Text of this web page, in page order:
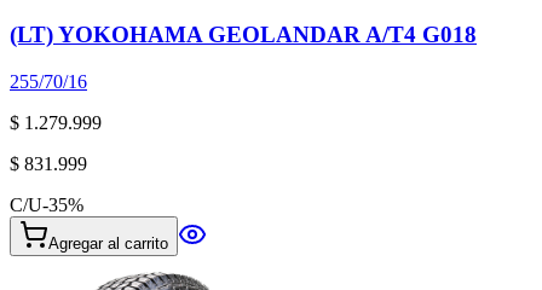
(LT) YOKOHAMA GEOLANDAR A/T4 G018
255/70/16
$ 1.279.999
$ 831.999
C/U-35%
Agregar al carrito